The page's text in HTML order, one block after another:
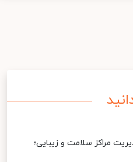
مراکز سلامت و زیبایی؛